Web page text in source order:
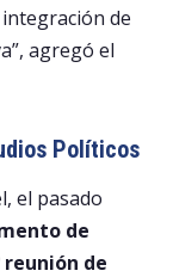
de
agregó el
Políticos
el pasado
de
reunión de